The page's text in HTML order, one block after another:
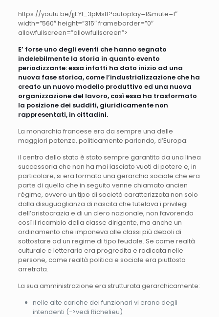
https://youtu.be/jjEYl_3pMs8?autoplay=1&mute=1″
width=”560″ height=”315″ frameborder=”0″
allowfullscreen=”allowfullscreen”>
E’ forse uno degli eventi che hanno segnato
indelebilmente la storia in quanto evento
periodizzante: essa infatti ha dato inizio ad una
nuova fase storica, come l’industrializzazione che ha
creato un nuovo modello produttivo ed una nuova
organizzazione del lavoro, così essa ha trasformato
la posizione dei sudditi, giuridicamente non
rappresentati, in cittadini.
La monarchia francese era da sempre una delle
maggiori potenze, politicamente parlando, d’Europa:
il centro dello stato è stato sempre garantito da una linea
successoria che non ha mai lasciato vuoti di potere e, in
particolare, si era formata una gerarchia sociale che era
parte di quello che in seguito venne chiamato ancien
règime, ovvero un tipo di società caratterizzata non solo
dalla disuguaglianza di nascita che tutelava i privilegi
dell’aristocrazia e di un clero nazionale, non favorendo
così il ricambio della classe dirigente, ma anche un
ordinamento che imponeva alle classi più deboli di
sottostare ad un regime di tipo feudale. Se come realtà
culturale e letteraria era progredita e radicata nelle
persone, come realtà politica e sociale era piuttosto
arretrata.
La sua amministrazione era strutturata gerarchicamente:
nelle alte cariche dei funzionari vi erano degli
intendenti (->vedi Richelieu)